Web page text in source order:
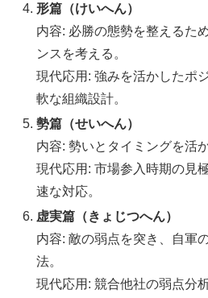
形篇（けいへん）
内容: 必勝の態勢を整えるた
ンスを考える。
現代応用: 強みを活かしたポ
軟な組織設計。
勢篇（せいへん）
内容: 勢いとタイミングを活
現代応用: 市場参入時期の見
速な対応。
虚実篇（きょじつへん）
内容: 敵の弱点を突き、自軍
法。
現代応用: 競合他社の弱点分